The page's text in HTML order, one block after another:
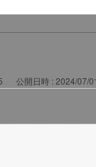
公開日時 : 2024/07/